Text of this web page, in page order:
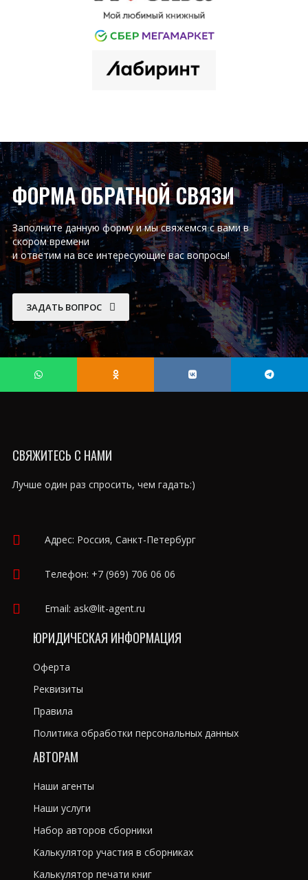
ФОРМА ОБРАТНОЙ СВЯЗИ
Заполните данную форму и мы свяжемся с вами в
скором времени
и ответим на все интересующие вас вопросы!
ЗАДАТЬ ВОПРОС
СВЯЖИТЕСЬ С НАМИ
Лучше один раз спросить, чем гадать:)
Адрес: Россия, Санкт-Петербург
Телефон: +7 (969) 706 06 06
Email: ask@lit-agent.ru
ЮРИДИЧЕСКАЯ ИНФОРМАЦИЯ
Оферта
Реквизиты
Правила
Политика обработки персональных данных
АВТОРАМ
Наши агенты
Наши услуги
Набор авторов сборники
Калькулятор участия в сборниках
Калькулятор печати книг